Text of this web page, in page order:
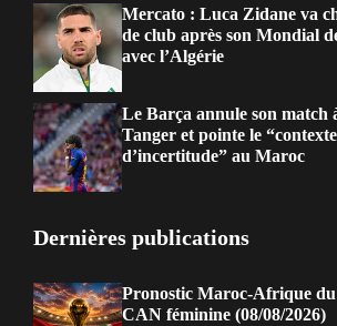
Mercato : Luca Zidane va
de club après son Mondial
avec l’Algérie
Le Barça annule son match
Tanger et pointe le “contexte
d’incertitude” au Maroc
Dernières publications
Pronostic Maroc-Afrique du
CAN féminine (08/08/2026)